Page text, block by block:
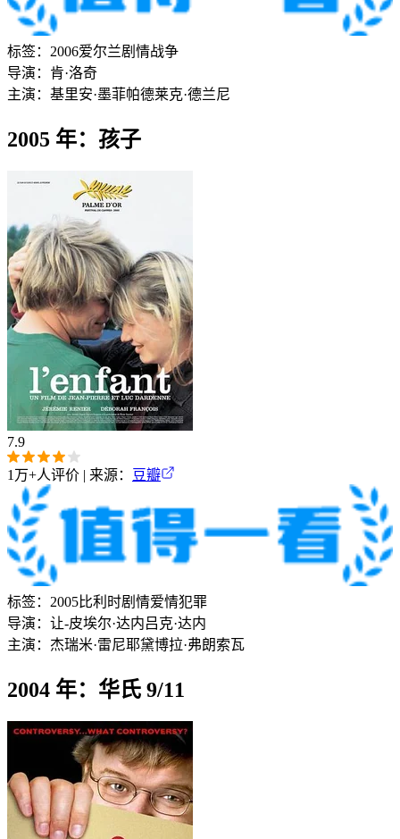
标签： 2006爱尔兰剧情战争
导演： 肯·洛奇
主演： 基里安·墨菲帕德莱克·德兰尼
2005 年：孩子
7.9
1万+人评价 | 来源： 豆瓣
标签： 2005比利时剧情爱情犯罪
导演： 让-皮埃尔·达内吕克·达内
主演： 杰瑞米·雷尼耶黛博拉·弗朗索瓦
2004 年：华氏 9/11